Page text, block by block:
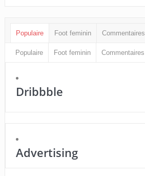
Populaire Foot feminin Commentaires
Populaire Foot feminin Commentaires
Dribbble
Advertising